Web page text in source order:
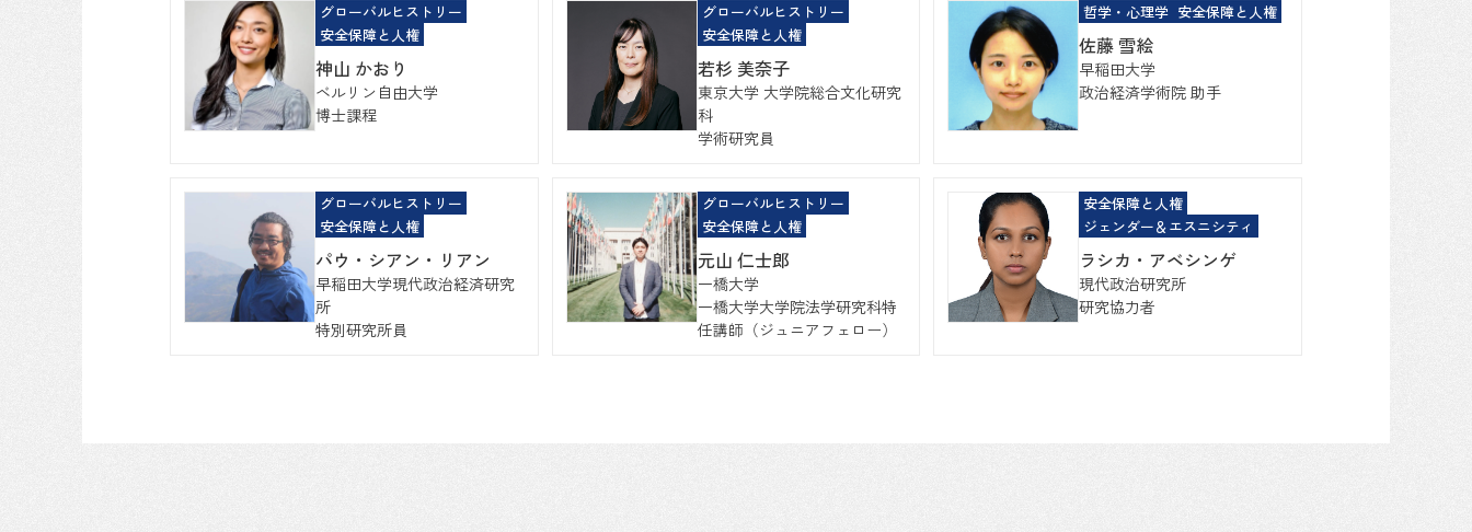
グローバルヒストリー
安全保障と人権
神山 かおり
ベルリン自由大学
博士課程
グローバルヒストリー
安全保障と人権
若杉 美奈子
東京大学 大学院総合文化研究
科
学術研究員
哲学・心理学 安全保障と人権
佐藤 雪絵
早稲田大学
政治経済学術院 助手
グローバルヒストリー
安全保障と人権
パウ・シアン・リアン
早稲田大学現代政治経済研究
所
特別研究所員
グローバルヒストリー
安全保障と人権
元山 仁士郎
一橋大学
一橋大学大学院法学研究科特
任講師（ジュニアフェロー）
安全保障と人権
ジェンダー＆エスニシティ
ラシカ・アベシンゲ
現代政治研究所
研究協力者